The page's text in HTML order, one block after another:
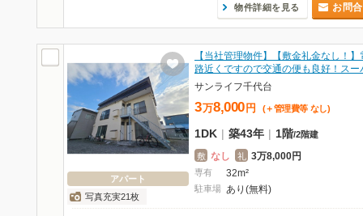
物件詳細を見る お問
アパート
写真充実21枚
【当社管理物件】【敷金礼金なし！】
路近くですので交通の便も良好！ス
サンライフ千代台
3万8,000 円 (＋管理費等 なし)
1DK | 築43年 | 1階/2階建
敷 なし 礼 3万8,000円
専有 32m²
駐車場 あり(無料)